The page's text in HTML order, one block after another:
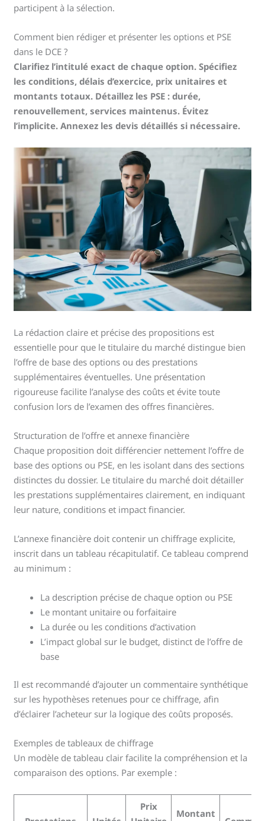
participent à la sélection.
Comment bien rédiger et présenter les options et PSE
dans le DCE ?
Clarifiez l’intitulé exact de chaque option. Spécifiez
les conditions, délais d’exercice, prix unitaires et
montants totaux. Détaillez les PSE : durée,
renouvellement, services maintenus. Évitez
l’implicite. Annexez les devis détaillés si nécessaire.
La rédaction claire et précise des propositions est
essentielle pour que le titulaire du marché distingue bien
l’offre de base des options ou des prestations
supplémentaires éventuelles. Une présentation
rigoureuse facilite l’analyse des coûts et évite toute
confusion lors de l’examen des offres financières.
Structuration de l’offre et annexe financière
Chaque proposition doit différencier nettement l’offre de
base des options ou PSE, en les isolant dans des sections
distinctes du dossier. Le titulaire du marché doit détailler
les prestations supplémentaires clairement, en indiquant
leur nature, conditions et impact financier.
L’annexe financière doit contenir un chiffrage explicite,
inscrit dans un tableau récapitulatif. Ce tableau comprend
au minimum :
La description précise de chaque option ou PSE
Le montant unitaire ou forfaitaire
La durée ou les conditions d’activation
L’impact global sur le budget, distinct de l’offre de
base
Il est recommandé d’ajouter un commentaire synthétique
sur les hypothèses retenues pour ce chiffrage, afin
d’éclairer l’acheteur sur la logique des coûts proposés.
Exemples de tableaux de chiffrage
Un modèle de tableau clair facilite la compréhension et la
comparaison des options. Par exemple :
Prix
Montant